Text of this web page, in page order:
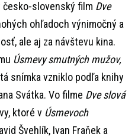
česko-slovenský film Dve
ohľadoch výnimočný a
ale aj za návštevu kina.
Úsmevy smutných mužov,
snímka vzniklo podľa knihy
Svátka. Vo filme Dve slová
ktoré v Úsmevoch
Švehlík, Ivan Fraňek a